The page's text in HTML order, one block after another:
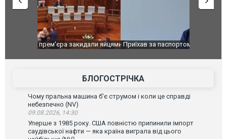
яйцямиПриїхав за паспортом та квартирою": у полон
зіркового футболіста Мохамеда Салаха
Одесу
ураганним
БЛОГОСТРІЧКА
Чому пральна машина б'є струмом і коли це справді
небезпечно (NV)
09.08.2026, 14:30
Уперше з 1985 року. США повністю припинили імпорт
саудівської нафти — яка країна виграла від цього